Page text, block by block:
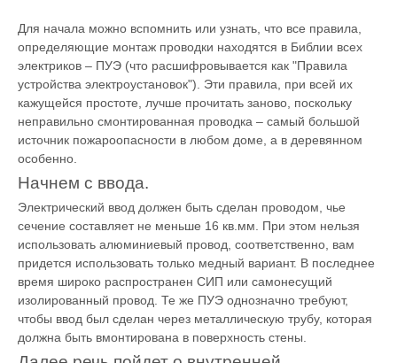
Для начала можно вспомнить или узнать, что все правила,
определяющие монтаж проводки находятся в Библии всех
электриков – ПУЭ (что расшифровывается как "Правила
устройства электроустановок"). Эти правила, при всей их
кажущейся простоте, лучше прочитать заново, поскольку
неправильно смонтированная проводка – самый большой
источник пожароопасности в любом доме, а в деревянном
особенно.
Начнем с ввода.
Электрический ввод должен быть сделан проводом, чье
сечение составляет не меньше 16 кв.мм. При этом нельзя
использовать алюминиевый провод, соответственно, вам
придется использовать только медный вариант. В последнее
время широко распространен СИП или самонесущий
изолированный провод. Те же ПУЭ однозначно требуют,
чтобы ввод был сделан через металлическую трубу, которая
должна быть вмонтирована в поверхность стены.